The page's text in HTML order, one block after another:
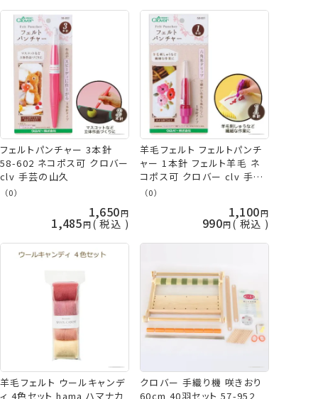
フェルトパンチャー 3本針
58-602 ネコポス可 クロバー
clv 手芸の山久
（0）
1,650
1,485 税込
羊毛フェルト フェルトパンチ
ャー 1本針 フェルト羊毛 ネ
コポス可 クロバー clv 手芸
の山久
（0）
1,100
990 税込
羊毛フェルト ウールキャンデ
ィ 4色セット hama ハマナカ
クロバー 手織り機 咲きおり
60cm 40羽セット 57-952